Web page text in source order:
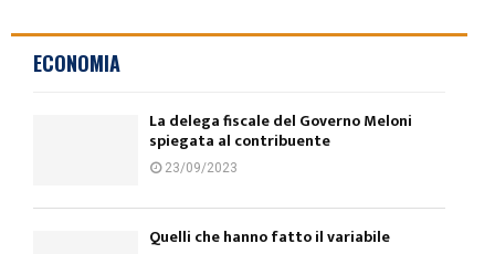
ECONOMIA
La delega fiscale del Governo Meloni
spiegata al contribuente
23/09/2023
Quelli che hanno fatto il variabile